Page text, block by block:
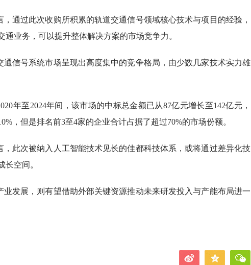
，通过此次收购所积累的轨道交通信号领域核心技术与项目的经验，
通业务，可以提升整体解决方案的市场竞争力。
通信号系统市场呈现出高度集中的竞争格局，由少数几家技术实力雄
年至2024年间，该市场的中标总金额已从87亿元增长至142亿元，
，但是排名前3至4家的企业合计占据了超过70%的市场份额。
，此次被纳入人工智能技术见长的佳都科技体系，或将通过差异化技
长空间。
业发展，则有望借助外部关键资源推动未来研发投入与产能布局进一